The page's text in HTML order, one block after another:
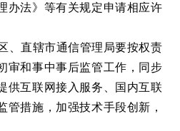
办法》等有关规定申请相应许
、直辖市通信管理局要按权责
审和事中事后监管工作，同步
供互联网接入服务、国内互联
管措施，加强技术手段创新，